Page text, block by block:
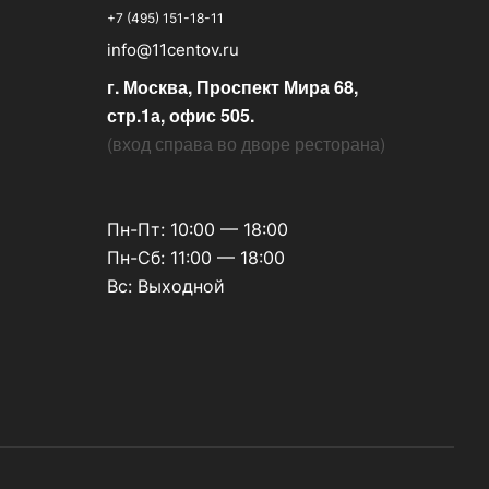
+7 (495) 151-18-11
info@11centov.ru
г. Москва, Проспект Мира 68,
стр.1а, офис 505.
(вход справа во дворе ресторана)
Пн-Пт: 10:00 — 18:00
Пн-Сб: 11:00 — 18:00
Вс: Выходной